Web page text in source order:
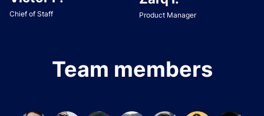
Chief of Staff Product Manager
Team members